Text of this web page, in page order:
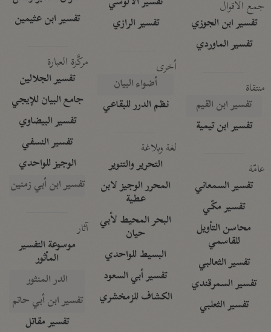
جمع الأقوال
تفسير ابن الجوزي
تفسير الماوردي
منتقاة
تفسير ابن القيم
تفسير ابن تيمية
عامّة
تفسير السمعاني
تفسير مكّي
محاسن التأويل
للقاسمي
تفسير الثعالبي
تفسير السمرقندي
تفسير الثعلبي
تفسير الرازي
أخرى
أضواء البيان
نظم الدرر للبقاعي
لغة وبلاغة
التحرير والتنوير
المحرر الوجيز لابن
عطية
البحر المحيط لأبي
حيان
البسيط للواحدي
تفسير أبي السعود
الكشاف للزمخشري
تفسير ابن عثيمين
مركَّزة العبارة
تفسير الجلالين
جامع البيان للإيجي
تفسير البيضاوي
تفسير النسفي
الوجيز للواحدي
تفسير ابن أبي زمنين
آثار
موسوعة التفسير
المأثور
الدر المنثور
تفسير ابن أبي حاتم
تفسير مقاتل